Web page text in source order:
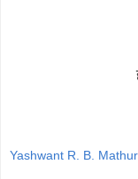
Yashwant R. B. Mathur